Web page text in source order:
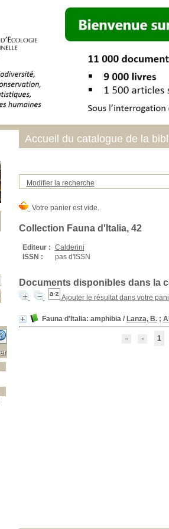
Modifier la recherche
Collection Fauna d'Italia, 42
Editeur : Calderini
ISSN :
pas d'ISSN
Documents disponibles dans la
Ajouter le résultat dans votre
Fauna d'Italia: amphibia/ Lanza, B.;
1
Accueil du catalogue de la